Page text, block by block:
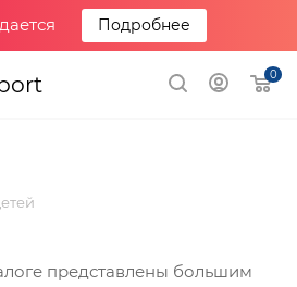
Подробнее
0
представлены большим